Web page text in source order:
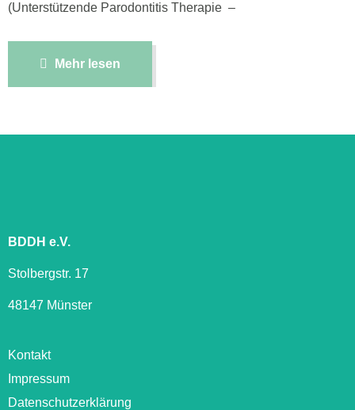
(Unterstützende Parodontitis Therapie –
Mehr lesen
BDDH e.V.
Stolbergstr. 17
48147 Münster
Kontakt
Impressum
Datenschutzerklärung